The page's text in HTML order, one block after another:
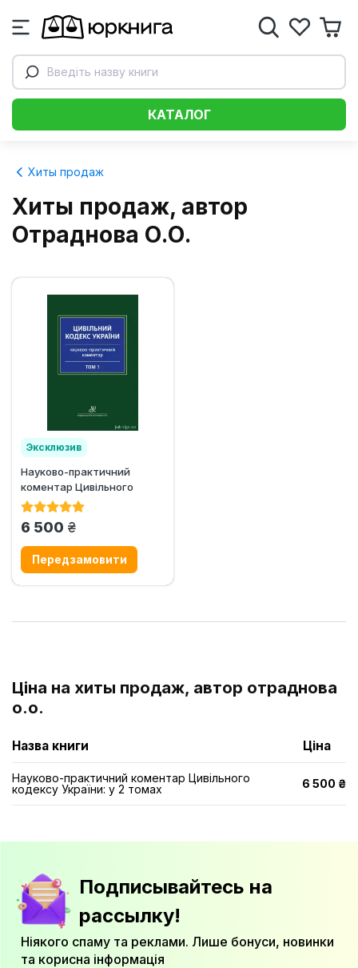
Введіть назву книги
КАТАЛОГ
Хиты продаж
Хиты продаж, автор
Отраднова О.О.
Эксклюзив
Хит продаж
Науково-практичний
коментар Цивільного
кодексу України: у 2 томах
6 500 грн.
Ціна на хиты продаж, автор отраднова
о.о.
Назва книги Ціна
Науково-практичний коментар Цивільного
кодексу України: у 2 томах
6 500 ₴
Подписывайтесь на
рассылку!
Ніякого спаму та реклами. Лише бонуси, новинки
та корисна інформація